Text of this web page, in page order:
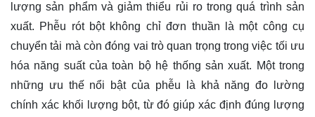
lượng sản phẩm và giảm thiểu rủi ro trong quá trình sản
xuất. Phễu rót bột không chỉ đơn thuần là một công cụ
chuyển tải mà còn đóng vai trò quan trọng trong việc tối ưu
hóa năng suất của toàn bộ hệ thống sản xuất. Một trong
những ưu thế nổi bật của phễu là khả năng đo lường
chính xác khối lượng bột, từ đó giúp xác định đúng lượng